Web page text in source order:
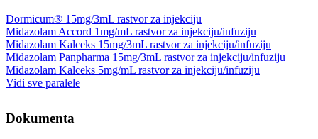
Dormicum® 15mg/3mL rastvor za injekciju
Midazolam Accord 1mg/mL rastvor za injekciju/infuziju
Midazolam Kalceks 15mg/3mL rastvor za injekciju/infuziju
Midazolam Panpharma 15mg/3mL rastvor za injekciju/infuziju
Midazolam Kalceks 5mg/mL rastvor za injekciju/infuziju
Vidi sve paralele
Dokumenta